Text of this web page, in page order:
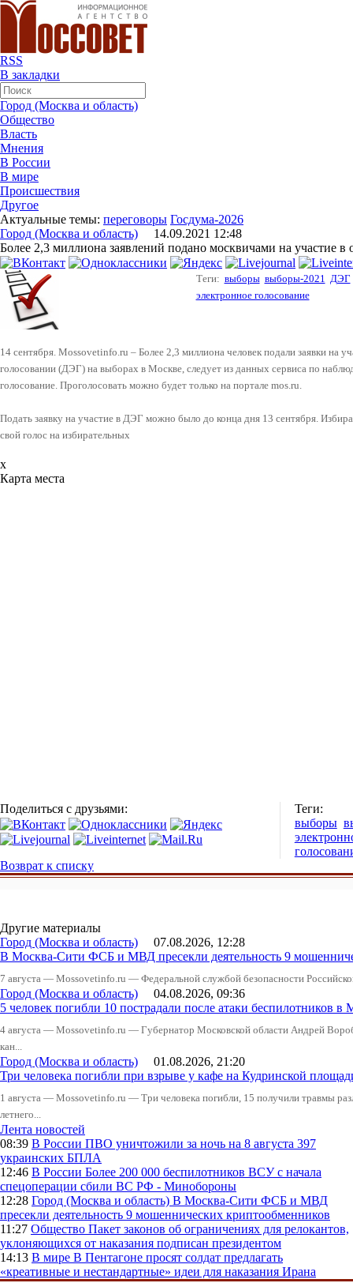
RSS
В закладки
Город (Москва и область)
Общество
Власть
Мнения
В России
В мире
Происшествия
Другое
Актуальные темы: переговоры Госдума-2026
Город (Москва и область) 14.09.2021 12:48
Более 2,3 миллиона заявлений подано москвичами на участие в
Теги: выборы выборы-2021 ДЭГ
электронное голосование
14 сентября. Mossovetinfo.ru – Более 2,3 миллиона человек подали заявки на
голосовании (ДЭГ) на выборах в Москве, следует из данных сервиса по
голосование. Проголосовать можно будет только на портале mos.ru.
Подать заявку на участие в ДЭГ можно было до конца дня 13 сентября.
свой голос на избирательных
x
Карта места
Поделиться с друзьями:
Теги:
выборы
Возврат к списку
Другие материалы
Город (Москва и область) 07.08.2026, 12:28
В Москва-Сити ФСБ и МВД пресекли деятельность 9
7 августа — Mossovetinfo.ru — Федеральной службой безопасности
Город (Москва и область) 04.08.2026, 09:36
5 человек погибли 10 пострадали после атаки беспилотников в
4 августа — Mossovetinfo.ru — Губернатор Московской области Андрей
кан...
Город (Москва и область) 01.08.2026, 21:20
Три человека погибли при взрыве у кафе на Кудринской
1 августа — Mossovetinfo.ru — Три человека погибли, 15 получили травмы
летнего...
Лента новостей
08:39 В России ПВО уничтожили за ночь на 8 августа 397
украинских БПЛА
12:46 В России Более 200 000 беспилотников ВСУ с начала
спецоперации сбили ВС РФ - Минобороны
12:28 Город (Москва и область) В Москва-Сити ФСБ и МВД
пресекли деятельность 9 мошеннических криптообменников
11:27 Общество Пакет законов об ограничениях для релокантов,
уклоняющихся от наказания подписан президентом
14:13 В мире В Пентагоне просят солдат предлагать
«креативные и нестандартные» идеи для наказания Ирана